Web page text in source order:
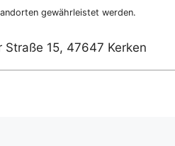
gewährleistet werden.
Straße 15, 47647 Kerken